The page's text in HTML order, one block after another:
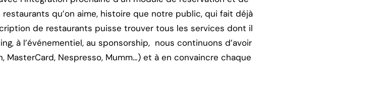
qu’on aime, histoire que notre public, qui fait déjà
de restaurants puisse trouver tous les services dont il
à l’événementiel, au sponsorship, nous continuons d’avoir
MasterCard, Nespresso, Mumm…) et à en convaincre chaque